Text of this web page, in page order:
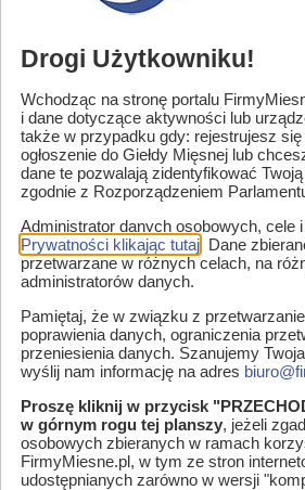
Powered by Translate
Handel /
Strefa sklep
Zaopatrzenie i
Strefa marek
Drogi Użytkowniku!
Wchodząc na stronę portalu
i dane dotyczące aktywności lub
także w przypadku gdy: rejestrujesz
ogłoszenie do Giełdy Mięsnej lub
dane te pozwalają zidentyfikować
zgodnie z Rozporządzeniem
Administrator danych osobowych,
Prywatności klikając tutaj . Dane
przetwarzane w różnych celach, na
administratorów danych.
Pamiętaj, że w związku z
poprawienia danych, ograniczenia
przeniesienia danych. Szanujemy
wyślij nam informację na adres
Proszę kliknij w przycisk
w górnym rogu tej planszy, jeżeli
osobowych zbieranych w ramach
FirmyMiesne.pl, w tym ze stron
udostępnianych zarówno w wersji